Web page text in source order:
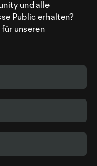
und alle
Public erhalten?
unseren